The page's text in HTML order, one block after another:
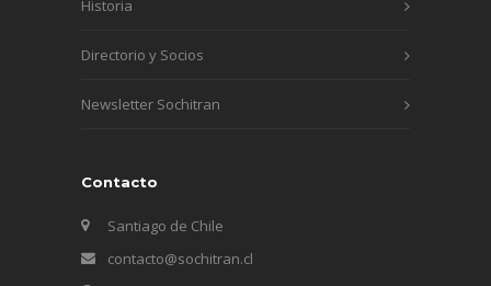
Historia
Directorio y Socios
Newsletter Sochitran
Contacto
Santiago de Chile
contacto@sochitran.cl